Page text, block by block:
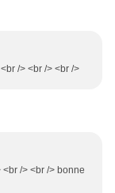
/> <br /> <br />
/> <br /> bonne